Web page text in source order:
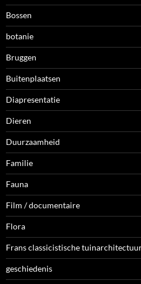
Bossen
botanie
Bruggen
Buitenplaatsen
Diapresentatie
Dieren
Duurzaamheid
Familie
Fauna
Film / documentaire
Flora
Frans classicistische
geschiedenis